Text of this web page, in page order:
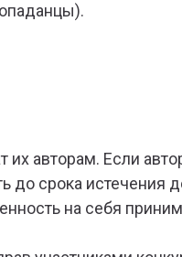
авторам. Если
до срока истечения
на себя